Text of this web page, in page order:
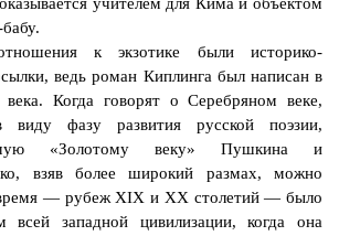
к экзотике были историко-
ведь роман Киплинга был написан в
Когда говорят о Серебряном веке,
фазу развития русской поэзии,
«Золотому веку» Пушкина и
взяв более широкий размах, можно
время — рубеж XIX и ХХ столетий — было
всей западной цивилизации, когда она